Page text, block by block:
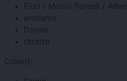
Fiori / Motivi floreali / Alberi
erotismo
Donne
ritratto
Colori):